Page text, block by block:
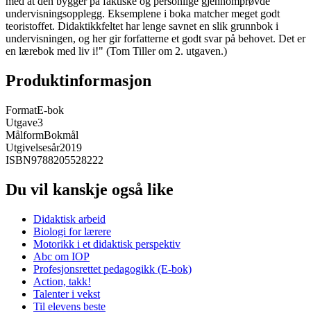
undervisningsopplegg. Eksemplene i boka matcher meget godt
teoristoffet. Didaktikkfeltet har lenge savnet en slik grunnbok i
undervisningen, og her gir forfatterne et godt svar på behovet. Det er
en lærebok med liv i!" (Tom Tiller om 2. utgaven.)
Produktinformasjon
FormatE-bok
Utgave3
MålformBokmål
Utgivelsesår2019
ISBN9788205528222
Du vil kanskje også like
Didaktisk arbeid
Biologi for lærere
Motorikk i et didaktisk perspektiv
Abc om IOP
Profesjonsrettet pedagogikk (E-bok)
Action, takk!
Talenter i vekst
Til elevens beste